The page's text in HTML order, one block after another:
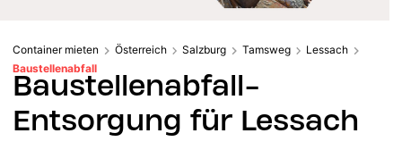
Container mieten Österreich Salzburg Tamsweg
Lessach
Baustellenabfall
Baustellenabfall-
Entsorgung für Lessach